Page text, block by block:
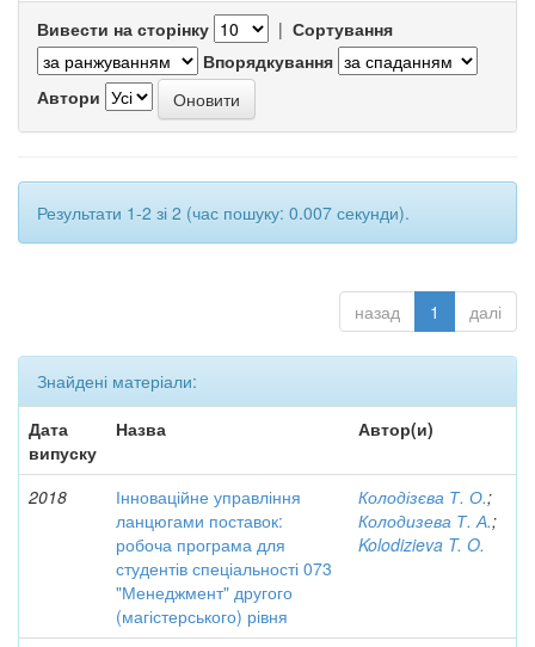
Вивести на сторінку | Сортування
Впорядкування
Автори
Результати 1-2 зі 2 (час пошуку: 0.007 секунди).
назад 1 далі
Знайдені матеріали:
Дата
випуску
Назва Автор(и)
2018
Інноваційне управління
ланцюгами поставок:
робоча програма для
студентів спеціальності 073
"Менеджмент" другого
(магістерського) рівня
Колодізєва Т. О.;
Колодизева Т. А.;
Kolodizieva T. O.